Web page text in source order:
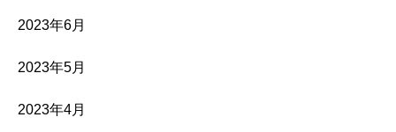
2023年6月
2023年5月
2023年4月